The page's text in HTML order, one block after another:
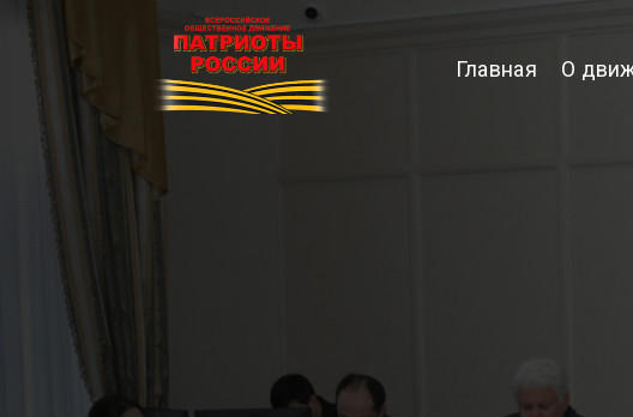
Главная О